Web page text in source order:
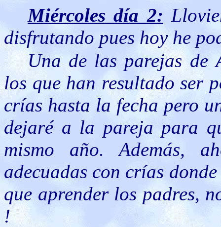
Miércoles día 2:
disfrutando pues hoy he
Una de las parejas de
los que han resultado ser
crías hasta la fecha pero
dejaré a la pareja para
mismo año. Además,
adecuadas con crías
que aprender los padres,
!